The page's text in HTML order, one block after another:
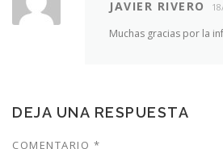
JAVIER RIVERO
Muchas gracias por la
DEJA UNA RESPUESTA
COMENTARIO *